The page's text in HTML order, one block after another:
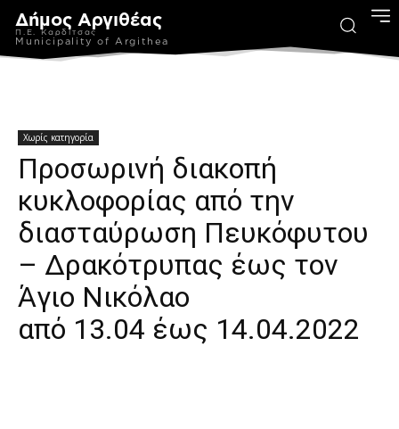
Δήμος Αργιθέας
Π.Ε. Καρδίτσας
Municipality of Argithea
Χωρίς κατηγορία
Προσωρινή διακοπή
κυκλοφορίας από την
διασταύρωση Πευκόφυτου
– Δρακότρυπας έως τον
Άγιο Νικόλαο
από 13.04 έως 14.04.2022